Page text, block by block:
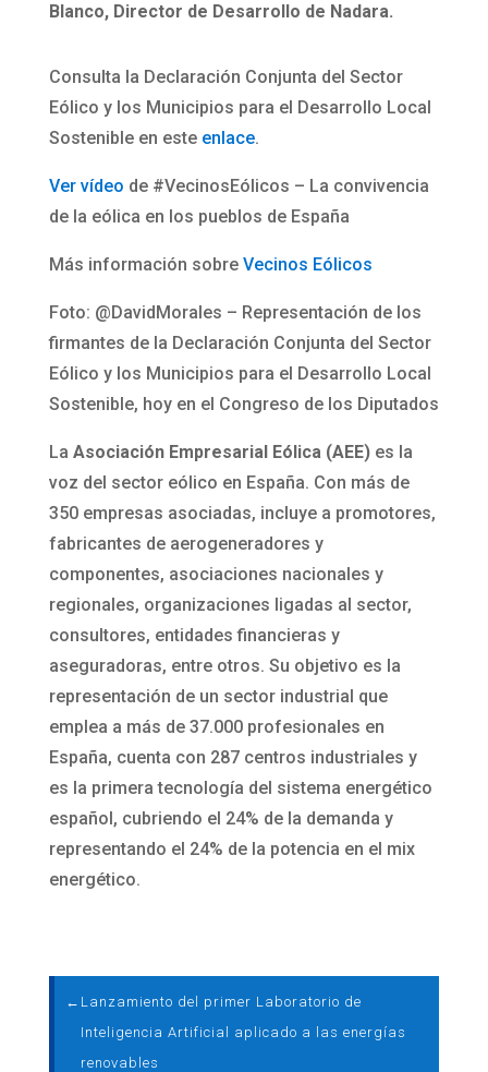
Blanco, Director de Desarrollo de Nadara.
Consulta la Declaración Conjunta del Sector
Eólico y los Municipios para el Desarrollo Local
Sostenible en este enlace.
Ver vídeo de #VecinosEólicos – La convivencia
de la eólica en los pueblos de España
Más información sobre Vecinos Eólicos
Foto: @DavidMorales – Representación de los
firmantes de la Declaración Conjunta del Sector
Eólico y los Municipios para el Desarrollo Local
Sostenible, hoy en el Congreso de los Diputados
La Asociación Empresarial Eólica (AEE)es la
voz del sector eólico en España. Con más de
350 empresas asociadas, incluye a promotores,
fabricantes de aerogeneradores y
componentes, asociaciones nacionales y
regionales, organizaciones ligadas al sector,
consultores, entidades financieras y
aseguradoras, entre otros. Su objetivo es la
representación de un sector industrial que
emplea a más de 37.000 profesionales en
España, cuenta con 287 centros industriales y
es la primera tecnología del sistema energético
español, cubriendo el 24% de la demanda y
representando el 24% de la potencia en el mix
energético.
← Lanzamiento del primer Laboratorio de
Inteligencia Artificial aplicado a las energías
renovables